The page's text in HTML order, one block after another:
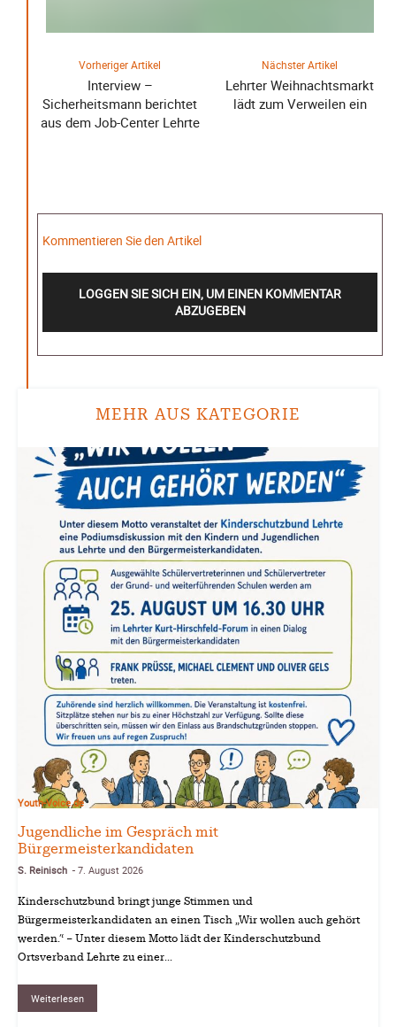
MEHR AUS KATEGORIE
Youth-Voice.de
Jugendliche im Gespräch mit
Bürgermeisterkandidaten
S. Reinisch - 7. August 2026
Kinderschutzbund bringt junge Stimmen und
Bürgermeisterkandidaten an einen Tisch „Wir wollen auch gehört
werden.“ – Unter diesem Motto lädt der Kinderschutzbund
Ortsverband Lehrte zu einer...
Weiterlesen
Vorheriger Artikel
Interview –
Sicherheitsmann berichtet
aus dem Job-Center Lehrte
Nächster Artikel
Lehrter Weihnachtsmarkt
lädt zum Verweilen ein
Kommentieren Sie den Artikel
LOGGEN SIE SICH EIN, UM EINEN KOMMENTAR
ABZUGEBEN